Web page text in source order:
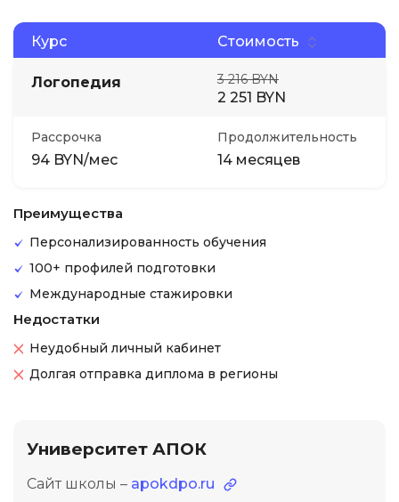
Курс Стоимость
Логопедия 3 216 BYN
2 251 BYN
Рассрочка
94 BYN/мес
Продолжительность
14 месяцев
Преимущества
Персонализированность обучения
100+ профилей подготовки
Международные стажировки
Недостатки
Неудобный личный кабинет
Долгая отправка диплома в регионы
Университет АПОК
Сайт школы – apokdpo.ru